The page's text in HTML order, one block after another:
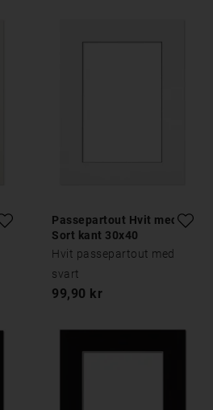
Passepartout Hvit med
Sort kant 30x40
Hvit passepartout med
svart
99,90 kr